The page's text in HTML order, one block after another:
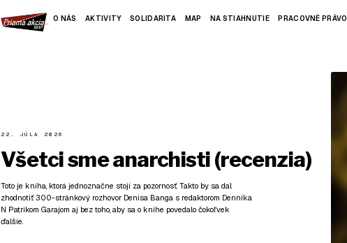
O NÁS AKTIVITY SOLIDARITA MAP NA STIAHNUTIE PRACOVNÉ PRÁVO
22. JÚLA 2026
Všetci sme anarchisti (recenzia)
Toto je kniha, ktorá jednoznačne stojí za pozornosť. Takto by sa dal
zhodnotiť 300-stránkový rozhovor Denisa Banga s redaktorom Denníka
N Patrikom Garajom aj bez toho, aby sa o knihe povedalo čokoľvek
ďalšie.